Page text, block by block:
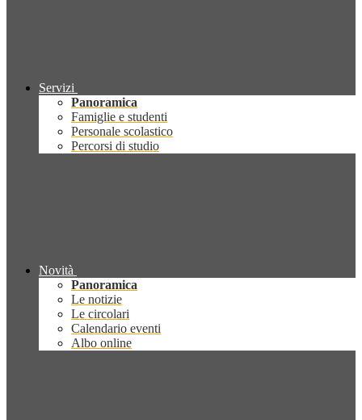
Servizi
Panoramica
Famiglie e studenti
Personale scolastico
Percorsi di studio
Novità
Panoramica
Le notizie
Le circolari
Calendario eventi
Albo online